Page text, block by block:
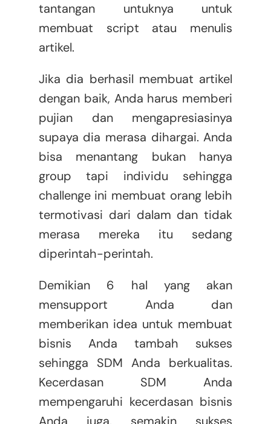
tantangan untuknya untuk
membuat script atau menulis
artikel.
Jika dia berhasil membuat artikel
dengan baik, Anda harus memberi
pujian dan mengapresiasinya
supaya dia merasa dihargai. Anda
bisa menantang bukan hanya
group tapi individu sehingga
challenge ini membuat orang lebih
termotivasi dari dalam dan tidak
merasa mereka itu sedang
diperintah-perintah.
Demikian 6 hal yang akan
mensupport Anda dan
memberikan idea untuk membuat
bisnis Anda tambah sukses
sehingga SDM Anda berkualitas.
Kecerdasan SDM Anda
mempengaruhi kecerdasan bisnis